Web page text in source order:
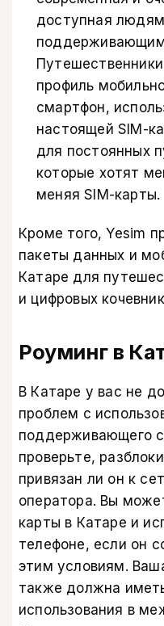
доступная
профиль
смартфон,
настоящей SIM-
для постоянных
которые хотят
меняя SIM-карты.
Кроме того,Yesim
пакеты данных и
Катаре для
и цифровых
Роуминг в
В Катаре у вас не
проблем с
поддерживающего
проверьте,
привязан ли он к
оператора. Вы
карты в Катаре и
телефоне, если он
этим условиям.
также должна
использования в